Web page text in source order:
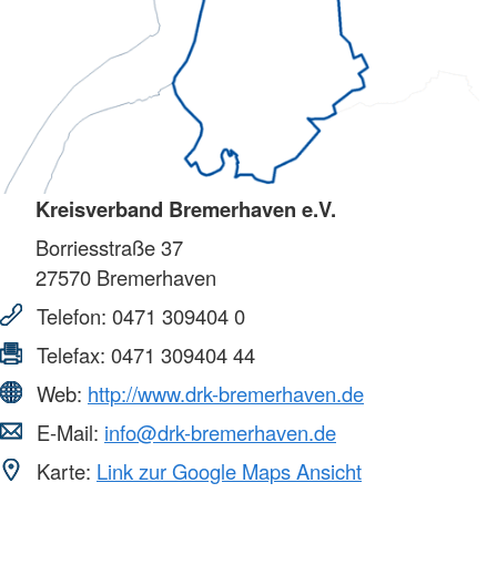
Kreisverband Bremerhaven e.V.
Borriesstraße 37
27570 Bremerhaven
Telefon: 0471 309404 0
Telefax: 0471 309404 44
Web: http://www.drk-bremerhaven.de
E-Mail: info@drk-bremerhaven.de
Karte: Link zur Google Maps Ansicht